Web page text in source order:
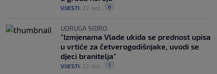
VIJESTI 22. kol. 0
UDRUGA SIDRO
"Izmjenama Vlade ukida se prednost upisa
u vrtiće za četverogodišnjake, uvodi se
djeci branitelja"
VIJESTI 22. kol. 1